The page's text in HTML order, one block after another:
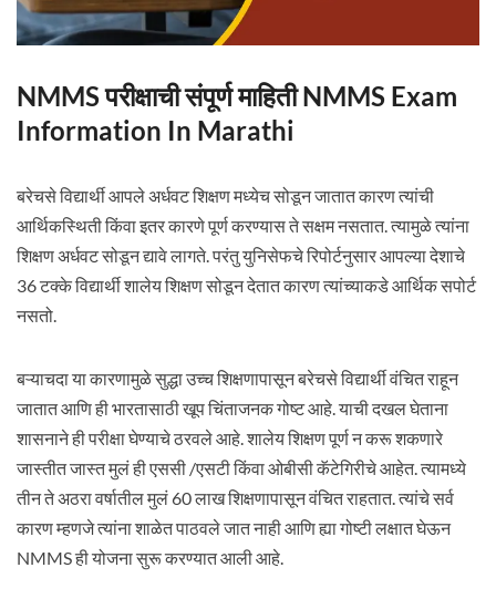
NMMS परीक्षाची संपूर्ण माहिती NMMS Exam
Information In Marathi
बरेचसे विद्यार्थी आपले अर्धवट शिक्षण मध्येच सोडून जातात कारण त्यांची
आर्थिकस्थिती किंवा इतर कारणे पूर्ण करण्यास ते सक्षम नसतात. त्यामुळे त्यांना
शिक्षण अर्धवट सोडून द्यावे लागते. परंतु युनिसेफचे रिपोर्टनुसार आपल्या देशाचे
36 टक्के विद्यार्थी शालेय शिक्षण सोडून देतात कारण त्यांच्याकडे आर्थिक सपोर्ट
नसतो.
बऱ्याचदा या कारणामुळे सुद्धा उच्च शिक्षणापासून बरेचसे विद्यार्थी वंचित राहून
जातात आणि ही भारतासाठी खूप चिंताजनक गोष्ट आहे. याची दखल घेताना
शासनाने ही परीक्षा घेण्याचे ठरवले आहे. शालेय शिक्षण पूर्ण न करू शकणारे
जास्तीत जास्त मुलं ही एससी /एसटी किंवा ओबीसी कॅटेगिरीचे आहेत. त्यामध्ये
तीन ते अठरा वर्षातील मुलं 60 लाख शिक्षणापासून वंचित राहतात. त्यांचे सर्व
कारण म्हणजे त्यांना शाळेत पाठवले जात नाही आणि ह्या गोष्टी लक्षात घेऊन
NMMS ही योजना सुरू करण्यात आली आहे.